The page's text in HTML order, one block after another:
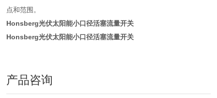
点和范围。
Honsberg光伏太阳能小口径活塞流量开关
Honsberg光伏太阳能小口径活塞流量开关
产品咨询